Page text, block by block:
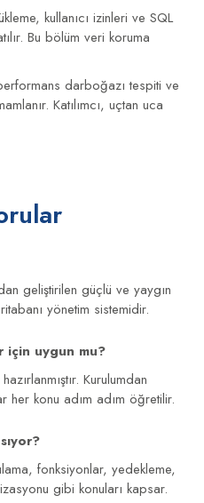
kullanıcı izinleri ve SQL
Bu bölüm veri koruma
darboğazı tespiti ve
Katılımcı, uçtan uca
geliştirilen güçlü ve yaygın
yönetim sistemidir.
için uygun mu?
Kurulumdan
her konu adım adım öğretilir.
fonksiyonlar, yedekleme,
gibi konuları kapsar.